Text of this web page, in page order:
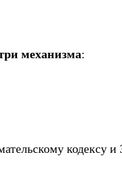
механизма:
кодексу и